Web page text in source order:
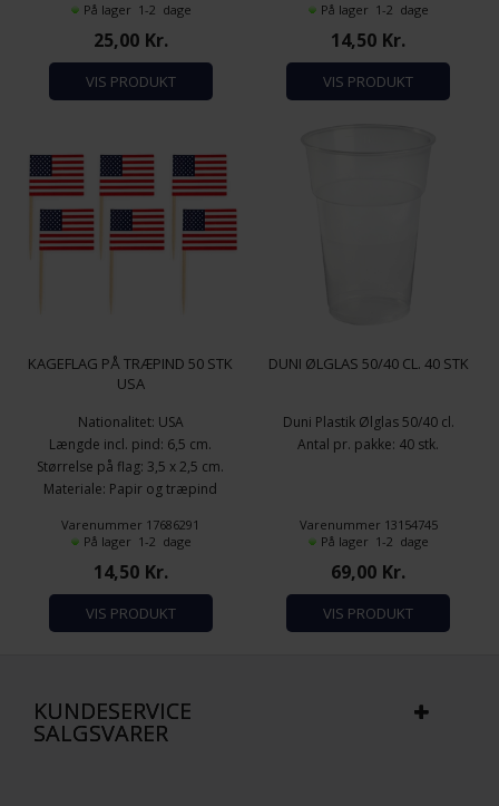
På lager 1-2 dage
25,00 Kr.
VIS PRODUKT
På lager 1-2 dage
14,50 Kr.
VIS PRODUKT
KAGEFLAG PÅ TRÆPIND 50 STK
USA
Nationalitet: USA
Længde incl. pind: 6,5 cm.
Størrelse på flag: 3,5 x 2,5 cm.
Materiale: Papir og træpind
Varenummer 17686291
På lager 1-2 dage
14,50 Kr.
VIS PRODUKT
DUNI ØLGLAS 50/40 CL. 40 STK
Duni Plastik Ølglas 50/40 cl.
Antal pr. pakke: 40 stk.
Varenummer 13154745
På lager 1-2 dage
69,00 Kr.
VIS PRODUKT
KUNDESERVICE
SALGSVARER